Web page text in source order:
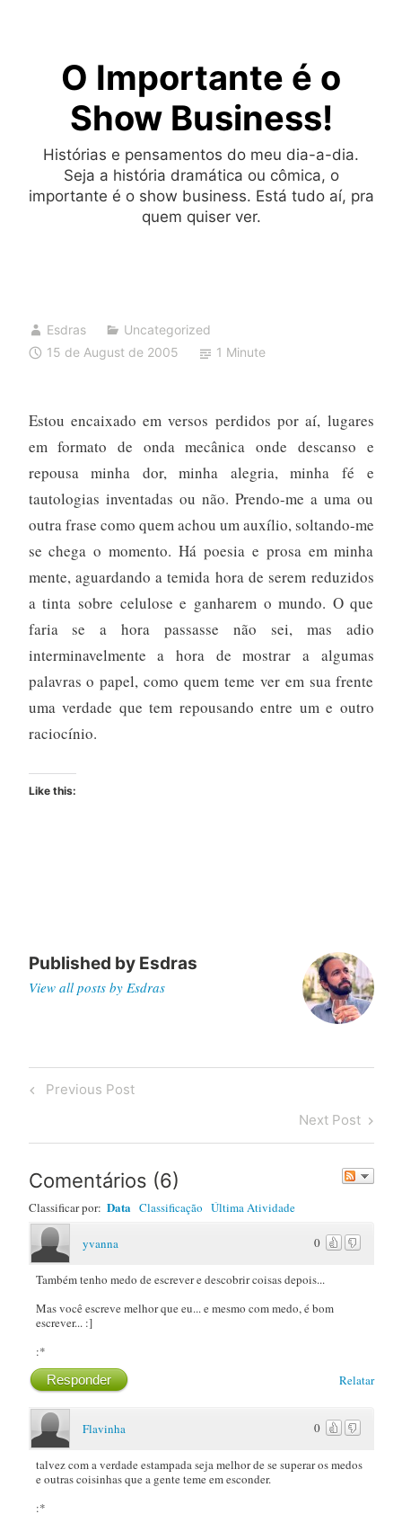
O Importante é o
Show Business!
Histórias e pensamentos do meu dia-a-dia.
Seja a história dramática ou cômica, o
importante é o show business. Está tudo aí, pra
quem quiser ver.
Esdras
Uncategorized
15 de August de 2005
1 Minute
Estou encaixado em versos perdidos por aí, lugares
em formato de onda mecânica onde descanso e
repousa minha dor, minha alegria, minha fé e
tautologias inventadas ou não. Prendo-me a uma ou
outra frase como quem achou um auxílio, soltando-me
se chega o momento. Há poesia e prosa em minha
mente, aguardando a temida hora de serem reduzidos
a tinta sobre celulose e ganharem o mundo. O que
faria se a hora passasse não sei, mas adio
interminavelmente a hora de mostrar a algumas
palavras o papel, como quem teme ver em sua frente
uma verdade que tem repousando entre um e outro
raciocínio.
Like this:
Published by Esdras
View all posts by Esdras
Post
Previous
Previous Post
Next
Post
Next Post
Comentários (6)
Classificar por: Data Classificação Última Atividade
0
yvanna
Também tenho medo de escrever e descobrir coisas depois...
Mas você escreve melhor que eu... e mesmo com medo, é bom
escrever... :]
:*
Relatar
Responder
0
Flavinha
talvez com a verdade estampada seja melhor de se superar os medos
e outras coisinhas que a gente teme em esconder.
:*